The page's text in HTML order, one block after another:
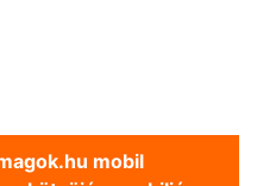
mobil